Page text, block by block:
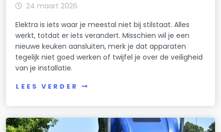
24 maart 2026
Elektra is iets waar je meestal niet bij stilstaat. Alles
werkt, totdat er iets verandert. Misschien wil je een
nieuwe keuken aansluiten, merk je dat apparaten
tegelijk niet goed werken of twijfel je over de veiligheid
van je installatie.
LEES VERDER